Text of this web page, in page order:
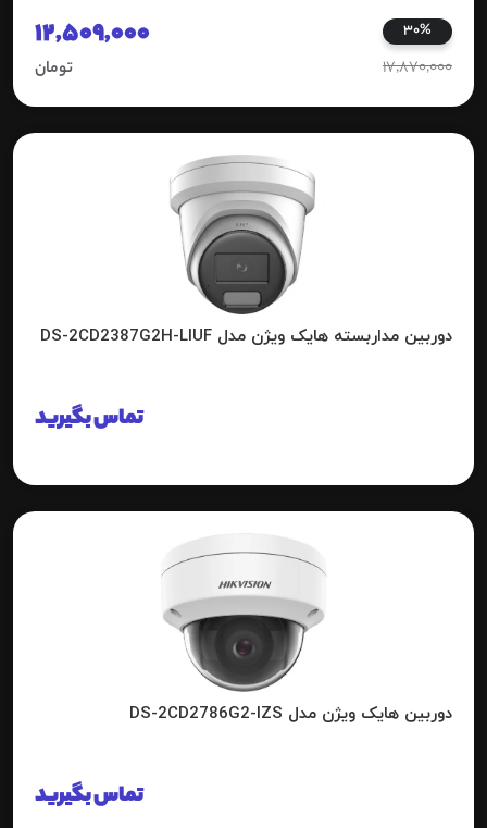
30%
17,870,000
12,509,000
تومان
دوربین مداربسته هایک ویژن مدل DS-2CD2387G2H-LIUF
تماس بگیرید
دوربین هایک ویژن مدل DS-2CD2786G2-IZS
تماس بگیرید